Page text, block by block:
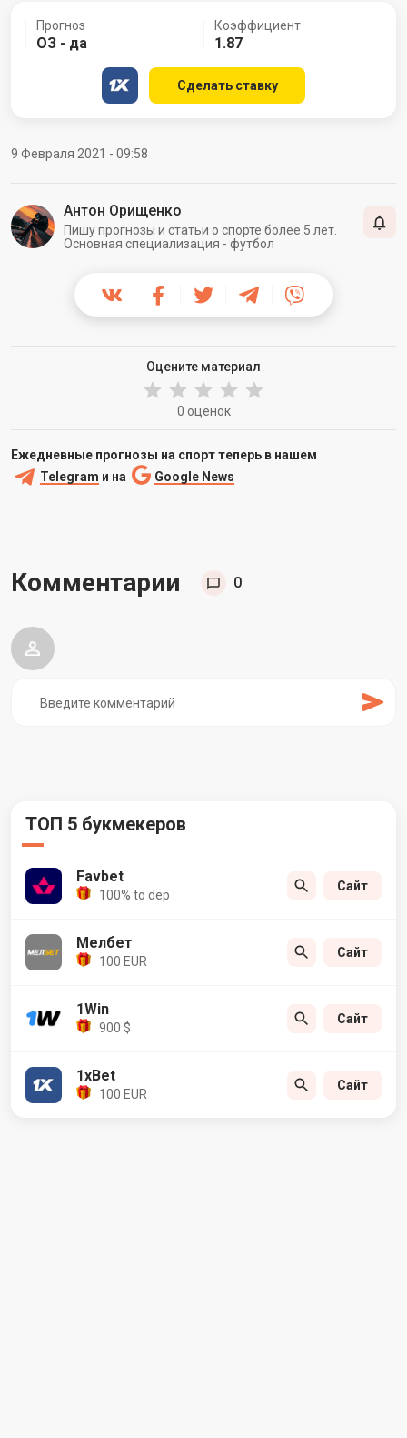
Прогноз
ОЗ - да
Коэффициент
1.87
Сделать ставку
9 Февраля 2021 - 09:58
Антон Орищенко
Пишу прогнозы и статьи о спорте более 5 лет.
Основная специализация - футбол
Оцените материал
0 оценок
Ежедневные прогнозы на спорт теперь в нашем
Telegram и на Google News
Комментарии 0
ТОП 5 букмекеров
Favbet
100% to dep
Сайт
Мелбет
100 EUR
Сайт
1Win
900 $
Сайт
1xBet
100 EUR
Сайт